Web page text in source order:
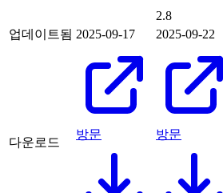
2.8
업데이트됨 2025-09-17 2025-09-22
다운로드
방문 방문